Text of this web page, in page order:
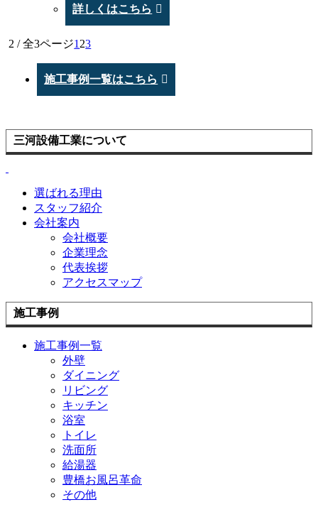
詳しくはこちら
2 / 全3ページ1 23
施工事例一覧はこちら
三河設備工業について
選ばれる理由
スタッフ紹介
会社案内
会社概要
企業理念
代表挨拶
アクセスマップ
施工事例
施工事例一覧
外壁
ダイニング
リビング
キッチン
浴室
トイレ
洗面所
給湯器
豊橋お風呂革命
その他